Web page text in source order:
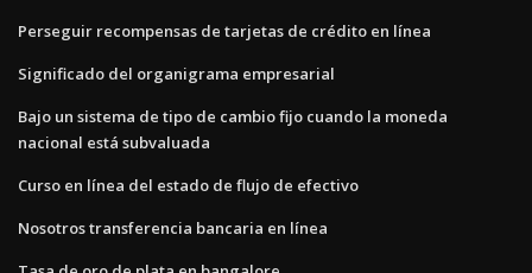
Perseguir recompensas de tarjetas de crédito en línea
Significado del organigrama empresarial
Bajo un sistema de tipo de cambio fijo cuando la moneda
nacional está subvaluada
Curso en línea del estado de flujo de efectivo
Nosotros transferencia bancaria en línea